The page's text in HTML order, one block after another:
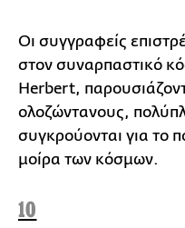
Οι συγγραφείς
στον συναρπαστικό
Herbert,
ολοζώντανους,
συγκρούονται για το
μοίρα των κόσμων.
10